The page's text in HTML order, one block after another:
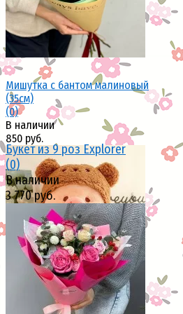
избранное сравнить
Мишутка с бантом малиновый
(35см)
(0)
В наличии
850 руб.
избранное сравнить
Букет из 9 роз Explorer
(0)
В наличии
3 770 руб.